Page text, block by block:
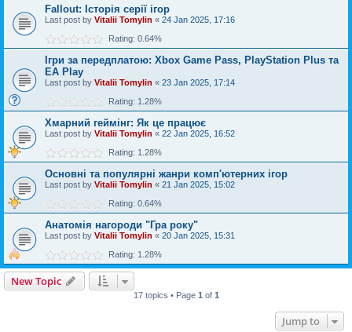
Fallout: Історія серії ігор
Last post by Vitalii Tomylin « 24 Jan 2025, 17:16
Rating: 0.64%
Ігри за передплатою: Xbox Game Pass, PlayStation Plus та
EA Play
Last post by Vitalii Tomylin « 23 Jan 2025, 17:14
Rating: 1.28%
Хмарний геймінг: Як це працює
Last post by Vitalii Tomylin « 22 Jan 2025, 16:52
Rating: 1.28%
Основні та популярні жанри комп'ютерних ігор
Last post by Vitalii Tomylin « 21 Jan 2025, 15:02
Rating: 0.64%
Анатомія нагороди "Гра року"
Last post by Vitalii Tomylin « 20 Jan 2025, 15:31
Rating: 1.28%
New Topic
17 topics • Page 1 of 1
Jump to